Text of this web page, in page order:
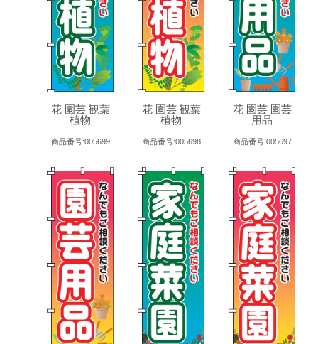
花 園芸 観葉
植物
商品番号:005699
花 園芸 観葉
植物
商品番号:005698
花 園芸 園芸
用品
商品番号:005697